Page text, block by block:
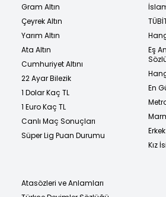
Gram Altın
Çeyrek Altın
Yarım Altın
Ata Altın
Cumhuriyet Altını
22 Ayar Bilezik
1 Dolar Kaç TL
1 Euro Kaç TL
Canlı Maç Sonuçları
Süper Lig Puan Durumu
Eş
En
Kız
Atasözleri ve Anlamları